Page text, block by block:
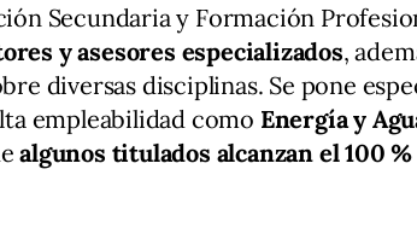
Secundaria y Formación
y asesores especializados,
diversas disciplinas. Se pone
empleabilidad como Energía y
algunos titulados alcanzan el 100 %